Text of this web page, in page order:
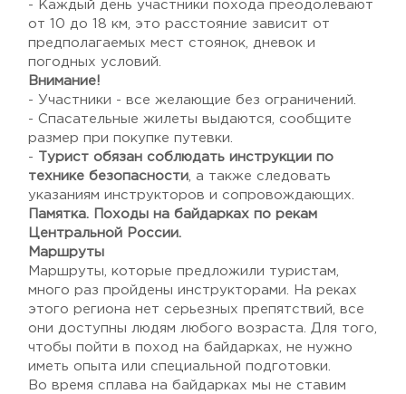
- Каждый день участники похода преодолевают
от 10 до 18 км, это расстояние зависит от
предполагаемых мест стоянок, дневок и
погодных условий.
Внимание!
- Участники - все желающие без ограничений.
- Спасательные жилеты выдаются, сообщите
размер при покупке путевки.
-
Турист обязан соблюдать инструкции по
технике безопасности , а также следовать
указаниям инструкторов и сопровождающих.
Памятка. Походы на байдарках по рекам
Центральной России.
Маршруты
Маршруты, которые предложили туристам,
много раз пройдены инструкторами. На реках
этого региона нет серьезных препятствий, все
они доступны людям любого возраста. Для того,
чтобы пойти в поход на байдарках, не нужно
иметь опыта или специальной подготовки.
Во время сплава на байдарках мы не ставим